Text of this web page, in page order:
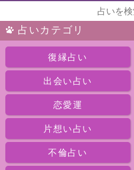
占いカテゴリ
復縁占い
出会い占い
恋愛運
片想い占い
不倫占い